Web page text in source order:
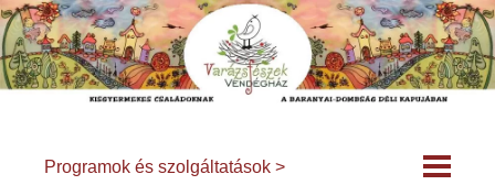
Programok és szolgáltatások >